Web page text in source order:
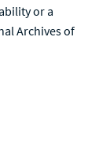
or a
Archives of